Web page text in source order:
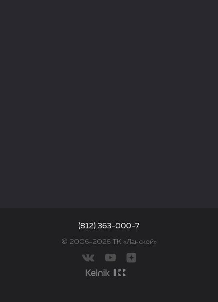
© 2006–2026 ТК «Ланской»
(812) 363-000-7